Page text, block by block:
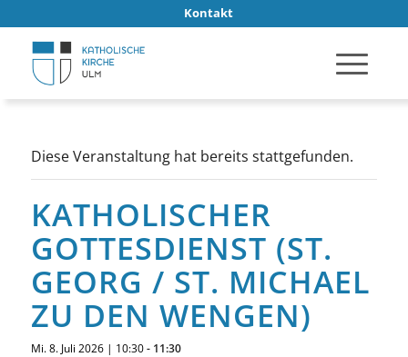
Kontakt
Diese Veranstaltung hat bereits stattgefunden.
KATHOLISCHER
GOTTESDIENST (ST.
GEORG / ST. MICHAEL
ZU DEN WENGEN)
Mi. 8. Juli 2026 | 10:30- 11:30